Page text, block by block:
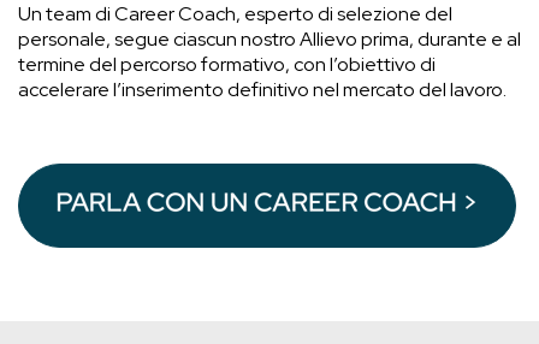
Un team di Career Coach, esperto di selezione del
personale, segue ciascun nostro Allievo prima, durante e al
termine del percorso formativo, con l’obiettivo di
accelerare l’inserimento definitivo nel mercato del lavoro.